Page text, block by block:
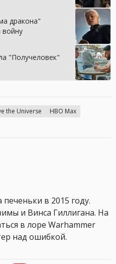
дракона"
"Получеловек"
the Universe
HBO Max
в 2015 году.
и Винса Гиллигана. На
в лоре Warhammer
над ошибкой.